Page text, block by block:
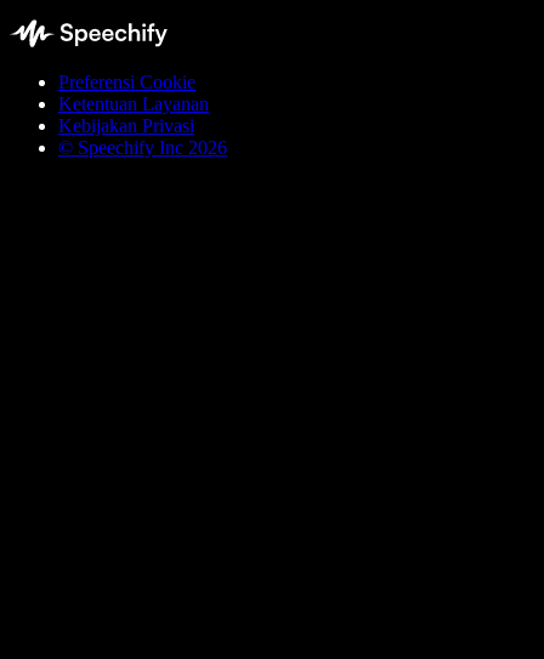
Preferensi Cookie
Ketentuan Layanan
Kebijakan Privasi
© Speechify Inc 2026